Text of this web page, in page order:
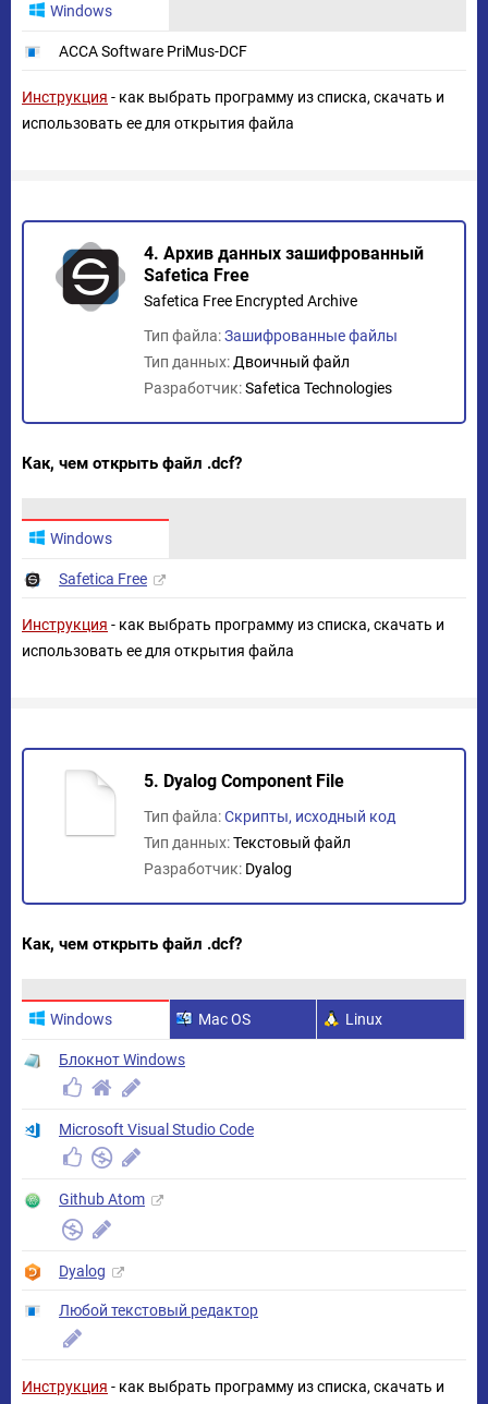
Windows
ACCA Software PriMus-DCF
Инструкция - как выбрать программу из списка, скачать и
использовать ее для открытия файла
4. Архив данных зашифрованный
Safetica Free
Safetica Free Encrypted Archive
Тип файла:Зашифрованные файлы
Тип данных: Двоичный файл
Разработчик:Safetica Technologies
Как, чем открыть файл .dcf?
Windows
Safetica Free
Инструкция - как выбрать программу из списка, скачать и
использовать ее для открытия файла
5. Dyalog Component File
Тип файла:Скрипты, исходный код
Тип данных:Текстовый файл
Разработчик: Dyalog
Как, чем открыть файл .dcf?
Windows Mac OS Linux
Блокнот Windows
Microsoft Visual Studio Code
Github Atom
Dyalog
Любой текстовый редактор
Инструкция - как выбрать программу из списка, скачать и